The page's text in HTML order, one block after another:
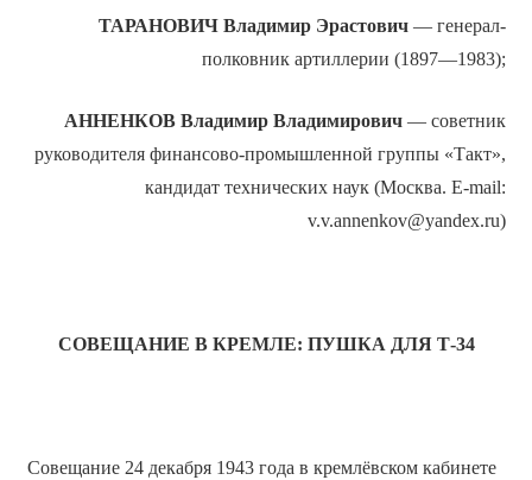
ТАРАНОВИЧ Владимир Эрастович — генерал-
полковник артиллерии (1897—1983);
АННЕНКОВ Владимир Владимирович — советник
руководителя финансово-промышленной группы «Такт»,
кандидат технических наук (Москва. E-mail:
v.v.annenkov@yandex.ru)
СОВЕЩАНИЕ В КРЕМЛЕ: ПУШКА ДЛЯ Т-34
Совещание 24 декабря 1943 года в кремлёвском кабинете